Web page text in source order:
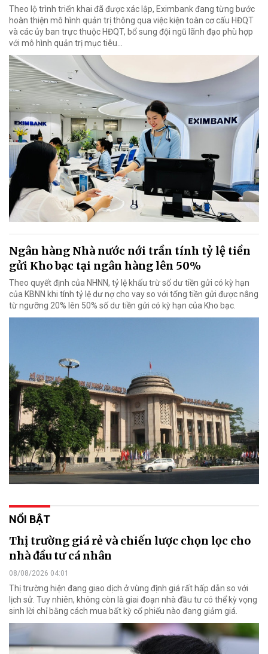
Theo lộ trình triển khai đã được xác lập, Eximbank đang từng bước
hoàn thiện mô hình quản trị thông qua việc kiện toàn cơ cấu HĐQT
và các ủy ban trực thuộc HĐQT, bổ sung đội ngũ lãnh đạo phù hợp
với mô hình quản trị mục tiêu...
Ngân hàng Nhà nước nới trần tính tỷ lệ tiền
gửi Kho bạc tại ngân hàng lên 50%
Theo quyết định của NHNN, tỷ lệ khấu trừ số dư tiền gửi có kỳ hạn
của KBNN khi tính tỷ lệ dư nợ cho vay so với tổng tiền gửi được nâng
từ ngưỡng 20% lên 50% số dư tiền gửi có kỳ hạn của Kho bạc.
NỔI BẬT
Thị trường giá rẻ và chiến lược chọn lọc cho
nhà đầu tư cá nhân
08/08/2026 04:01
Thị trường hiện đang giao dịch ở vùng định giá rất hấp dẫn so với
lịch sử. Tuy nhiên, không còn là giai đoạn nhà đầu tư có thể kỳ vọng
sinh lời chỉ bằng cách mua bất kỳ cổ phiếu nào đang giảm giá.